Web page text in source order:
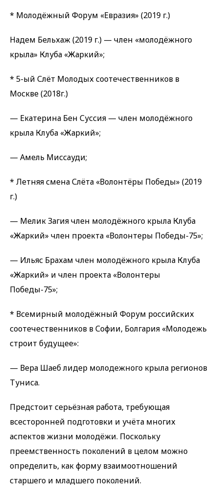
* Молодёжный Форум «Евразия» (2019 г.)
Надем Бельхаж (2019 г.) — член «молодёжного
крыла» Клуба «Жаркий»;
* 5-ый Слёт Молодых соотечественников в
Москве (2018г.)
— Екатерина Бен Суссия — член молодёжного
крыла Клуба «Жаркий»;
— Амель Миссауди;
* Летняя смена Слёта «Волонтёры Победы» (2019
г.)
— Мелик Загия член молодёжного крыла Клуба
«Жаркий» член проекта «Волонтеры Победы-75»;
— Ильяс Брахам член молодёжного крыла Клуба
«Жаркий» и член проекта «Волонтеры
Победы-75»;
* Всемирный молодёжный Форум российских
соотечественников в Софии, Болгария «Молодежь
строит будущее»:
— Вера Шаеб лидер молодежного крыла регионов
Туниса.
Предстоит серьёзная работа, требующая
всесторонней подготовки и учёта многих
аспектов жизни молодёжи. Поскольку
преемственность поколений в целом можно
определить, как форму взаимоотношений
старшего и младшего поколений.